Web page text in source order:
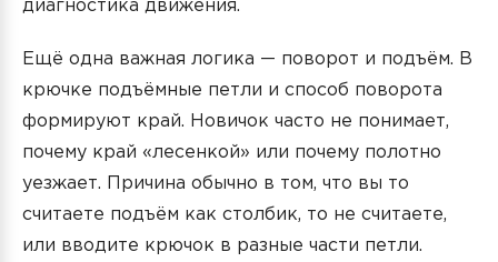
диагностика движения.
Ещё одна важная логика — поворот и подъём. В
крючке подъёмные петли и способ поворота
формируют край. Новичок часто не понимает,
почему край «лесенкой» или почему полотно
уезжает. Причина обычно в том, что вы то
считаете подъём как столбик, то не считаете,
или вводите крючок в разные части петли.